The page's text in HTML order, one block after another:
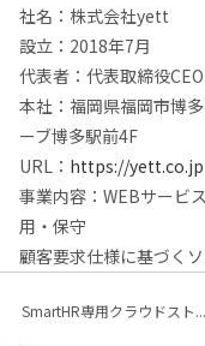
社名：株式会社yett
設立：2018年7月
代表者：代表取締役
本社：福岡県福岡市博
ーブ博多駅前4F
URL： https://yett.co.jp
事業内容：WEBサービ
用・保守
顧客要求仕様に基づく
SmartHR専用クラウドスト...